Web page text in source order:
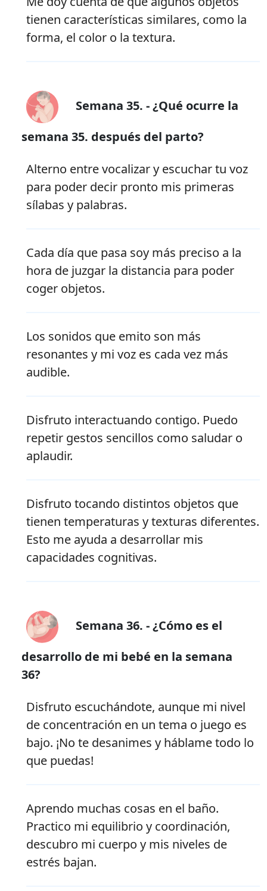
tienen características similares, como la
forma, el color o la textura.
Semana 35. - ¿Qué ocurre la
semana 35. después del parto?
Alterno entre vocalizar y escuchar tu voz
para poder decir pronto mis primeras
sílabas y palabras.
Cada día que pasa soy más preciso a la
hora de juzgar la distancia para poder
coger objetos.
Los sonidos que emito son más
resonantes y mi voz es cada vez más
audible.
Disfruto interactuando contigo. Puedo
repetir gestos sencillos como saludar o
aplaudir.
Disfruto tocando distintos objetos que
tienen temperaturas y texturas diferentes.
Esto me ayuda a desarrollar mis
capacidades cognitivas.
Semana 36. - ¿Cómo es el
desarrollo de mi bebé en la semana
36?
Disfruto escuchándote, aunque mi nivel
de concentración en un tema o juego es
bajo. ¡No te desanimes y háblame todo lo
que puedas!
Aprendo muchas cosas en el baño.
Practico mi equilibrio y coordinación,
descubro mi cuerpo y mis niveles de
estrés bajan.